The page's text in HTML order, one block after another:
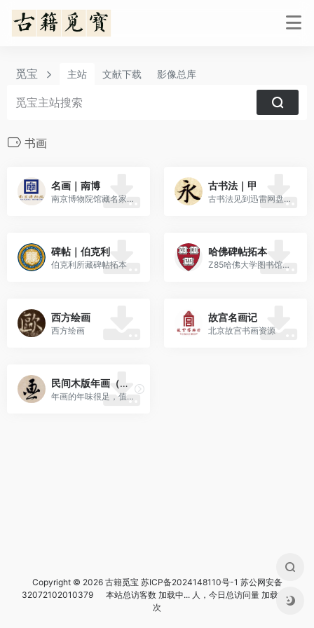
觅宝 主站 文献下载 影像总库
书画
名画｜南博
南京博物院馆藏名家画作
古书法｜甲
古书法见到迅雷网盘有这部分资源，于是转存分析。但是不知道命名，猜测是哪位书法爱好者整理的古代书法内容。迅[…]
碑帖｜伯克利
伯克利所藏碑帖拓本
哈佛碑帖拓本
Z85哈佛大学图书馆所藏碑帖拓本
西方绘画
西方绘画
故宫名画记
北京故宫书画资源
民间木版年画（央美）
年画的年味很足，值得欣赏
Copyright © 2026 古籍觅宝 苏ICP备2024148110号-1 苏公网安备
32072102010379
本站总访客数 加载中...人，今日总访问量 加载中...
次